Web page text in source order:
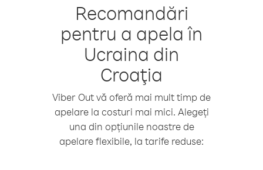
Recomandări
pentru a apela în
Ucraina din
Croaţia
Viber Out vă oferă mai mult timp de
apelare la costuri mai mici. Alegeți
una din opțiunile noastre de
apelare flexibile, la tarife reduse: